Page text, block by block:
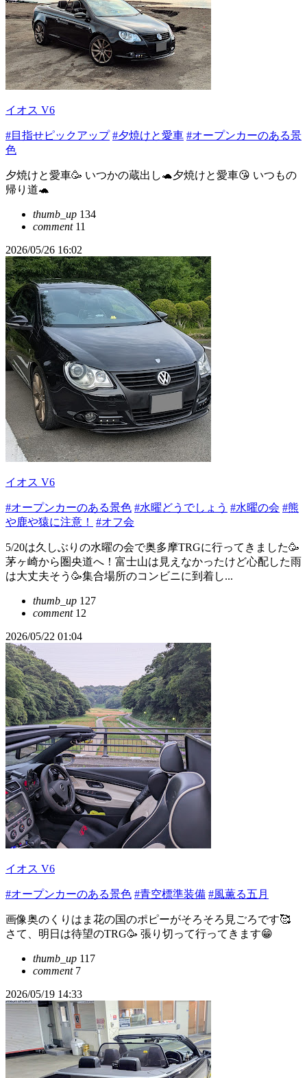
イオス V6
#目指せピックアップ #夕焼けと愛車 #オープンカーのある景
色
夕焼けと愛車🥳 いつかの蔵出し🐢夕焼けと愛車😘 いつもの
帰り道🐢
thumb_up 134
comment11
2026/05/26 16:02
イオス V6
#オープンカーのある景色 #水曜どうでしょう #水曜の会 #熊
や鹿や猿に注意！
#オフ会
5/20は久しぶりの水曜の会で奥多摩TRGに行ってきました🥳
茅ヶ崎から圏央道へ！富士山は見えなかったけど心配した雨
は大丈夫そう🥳集合場所のコンビニに到着し...
thumb_up 127
comment12
2026/05/22 01:04
イオス V6
#オープンカーのある景色 #青空標準装備 #風薫る五月
画像奥のくりはま花の国のポピーがそろそろ見ごろです🥰
さて、明日は待望のTRG🥳 張り切って行ってきます😁
thumb_up 117
comment7
2026/05/19 14:33